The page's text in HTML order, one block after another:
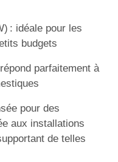
: idéale pour les
budgets
parfaitement à
pour des
aux installations
de telles